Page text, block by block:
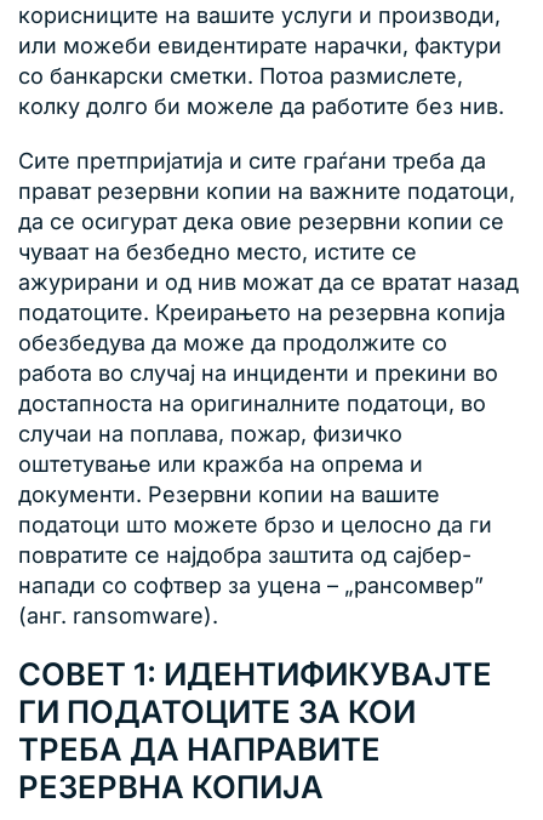
корисниците на вашите услуги и производи,
или можеби евидентирате нарачки, фактури
со банкарски сметки. Потоа размислете,
колку долго би можеле да работите без нив.
Сите претпријатија и сите граѓани треба да
прават резервни копии на важните податоци,
да се осигурат дека овие резервни копии се
чуваат на безбедно место, истите се
ажурирани и од нив можат да се вратат назад
податоците. Креирањето на резервна копија
обезбедува да може да продолжите со
работа во случај на инциденти и прекини во
достапноста на оригиналните податоци, во
случаи на поплава, пожар, физичко
оштетување или кражба на опрема и
документи. Резервни копии на вашите
податоци што можете брзо и целосно да ги
повратите се најдобра заштита од сајбер-
напади со софтвер за уцена – „рансомвер”
(анг. ransomware).
СОВЕТ 1: ИДЕНТИФИКУВАЈТЕ
ГИ ПОДАТОЦИТЕ ЗА КОИ
ТРЕБА ДА НАПРАВИТЕ
РЕЗЕРВНА КОПИЈА